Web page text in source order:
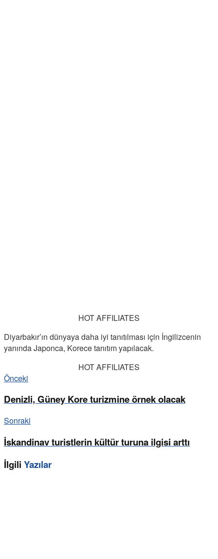
HOT AFFILIATES
Diyarbakır’ın dünyaya daha iyi tanıtılması için İngilizcenin
yanında Japonca, Korece tanıtım yapılacak.
HOT AFFILIATES
Önceki
Denizli, Güney Kore turizmine örnek olacak
Sonraki
İskandinav turistlerin kültür turuna ilgisi arttı
İlgili Yazılar